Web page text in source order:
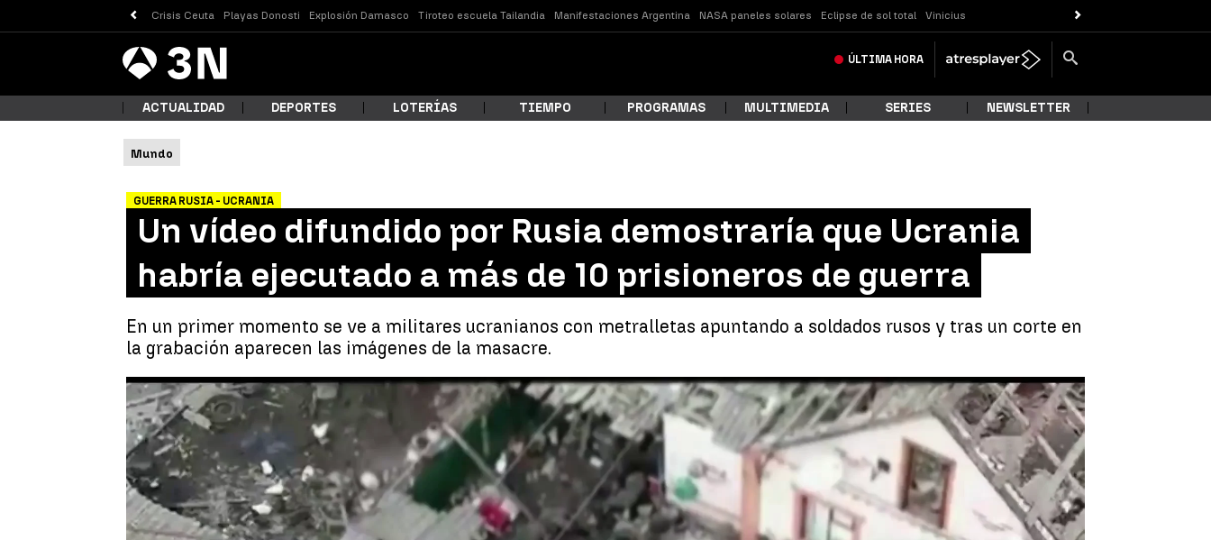
Crisis Ceuta Playas Donosti Explosión Damasco Tiroteo escuela Tailandia Manifestaciones Argentina NASA paneles solares Eclipse de sol total Vinicius
Antena
3 Noticias ÚLTIMA HORA
¿Qué estás buscando?
Buscar
ACTUALIDAD DEPORTES LOTERÍAS TIEMPO PROGRAMAS MULTIMEDIA SERIES NEWSLETTER
Mundo
GUERRA RUSIA - UCRANIA
Un vídeo difundido por Rusia demostraría que Ucrania
habría ejecutado a más de 10 prisioneros de guerra
En un primer momento se ve a militares ucranianos con metralletas apuntando a soldados rusos y tras un corte en
la grabación aparecen las imágenes de la masacre.
El vídeo que demostraría los crímenes de guerra de Ucrania |Antena 3 Noticias